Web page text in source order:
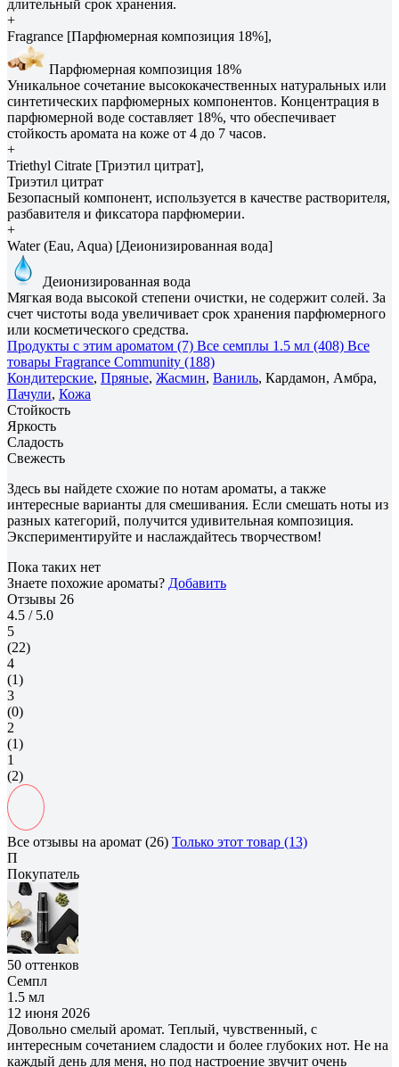
длительный срок хранения.
+
Fragrance [Парфюмерная композиция 18%],
Парфюмерная композиция 18%
Уникальное сочетание высококачественных натуральных или
синтетических парфюмерных компонентов. Концентрация в
парфюмерной воде составляет 18%, что обеспечивает
стойкость аромата на коже от 4 до 7 часов.
+
Triethyl Citrate [Триэтил цитрат],
Триэтил цитрат
Безопасный компонент, используется в качестве растворителя,
разбавителя и фиксатора парфюмерии.
+
Water (Eau, Aqua) [Деионизированная вода]
Деионизированная вода
Мягкая вода высокой степени очистки, не содержит солей. За
счет чистоты вода увеличивает срок хранения парфюмерного
или косметического средства.
Продукты с этим ароматом (7) Все семплы 1.5 мл (408) Все
товары Fragrance Community (188)
Кондитерские, Пряные, Жасмин, Ваниль, Кардамон, Амбра,
Пачули, Кожа
Стойкость
Яркость
Сладость
Свежесть
Здесь вы найдете схожие по нотам ароматы, а также
интересные варианты для смешивания. Если смешать ноты из
разных категорий, получится удивительная композиция.
Экспериментируйте и наслаждайтесь творчеством!
Пока таких нет
Знаете похожие ароматы? Добавить
Отзывы 26
4.5 / 5.0
5
(22)
4
(1)
3
(0)
2
(1)
1
(2)
Все отзывы на аромат (26) Только этот товар (13)
П
Покупатель
50 оттенков
Семпл
1.5 мл
12 июня 2026
Довольно смелый аромат. Теплый, чувственный, с
интересным сочетанием сладости и более глубоких нот. Не на
каждый день для меня, но под настроение звучит очень